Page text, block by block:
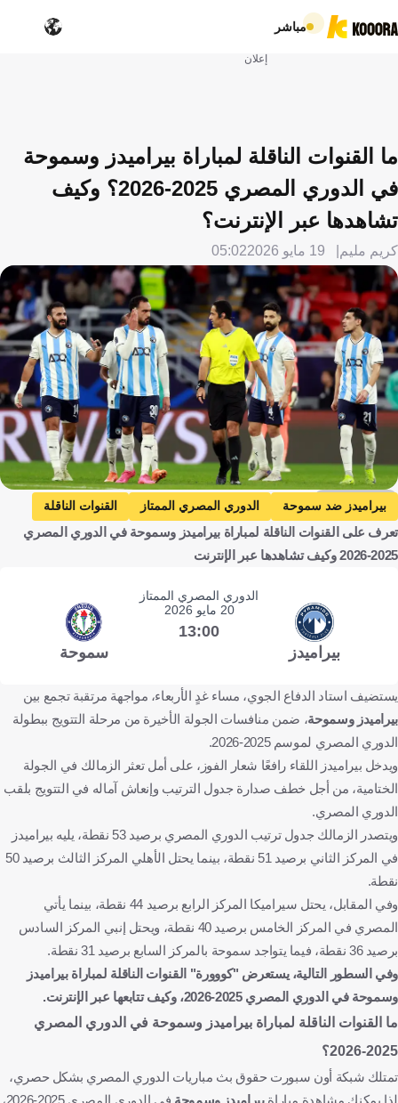
مباشر
إعلان
ما القنوات الناقلة لمباراة بيراميدز وسموحة
في الدوري المصري 2025-2026؟ وكيف
تشاهدها عبر الإنترنت؟
كريم مليم 19 مايو 2026 05:02
Getty Images
بيراميدز ضد سموحة الدوري المصري الممتاز
القنوات الناقلة
بيراميدز
الأهلي سموحة مصر
الجزائر
الأردن
المغرب تونس كرة قدم
تعرف على القنوات الناقلة لمباراة بيراميدز وسموحة في الدوري المصري
2025-2026 وكيف تشاهدها عبر الإنترنت
الدوري المصري الممتاز
بيراميدز
20 مايو 2026
13:00
سموحة
يستضيف استاد الدفاع الجوي، مساء غدٍ الأربعاء، مواجهة مرتقبة تجمع بين
بيراميدز وسموحة، ضمن منافسات الجولة الأخيرة من مرحلة التتويج ببطولة
الدوري المصري لموسم 2025-2026.
ويدخل بيراميدز اللقاء رافعًا شعار الفوز، على أمل تعثر الزمالك في الجولة
الختامية، من أجل خطف صدارة جدول الترتيب وإنعاش آماله في التتويج بلقب
الدوري المصري.
ويتصدر الزمالك جدول ترتيب الدوري المصري برصيد 53 نقطة، يليه بيراميدز
في المركز الثاني برصيد 51 نقطة، بينما يحتل الأهلي المركز الثالث برصيد 50
نقطة.
وفي المقابل، يحتل سيراميكا المركز الرابع برصيد 44 نقطة، بينما يأتي
المصري في المركز الخامس برصيد 40 نقطة، ويحتل إنبي المركز السادس
برصيد 36 نقطة، فيما يتواجد سموحة بالمركز السابع برصيد 31 نقطة.
وفي السطور التالية، يستعرض "كووورة" القنوات الناقلة لمباراةبيراميدز
وسموحة في الدوري المصري 2025-2026، وكيف تتابعها عبر الإنترنت.
ما القنوات الناقلة لمباراة بيراميدز وسموحة في الدوري المصري
2025-2026؟
تمتلك شبكة أون سبورت حقوق بث مباريات الدوري المصري بشكل حصري،
لذا يمكنك مشاهدة مباراةبيراميدز وسموحة
في الدوري المصري 2025-2026،